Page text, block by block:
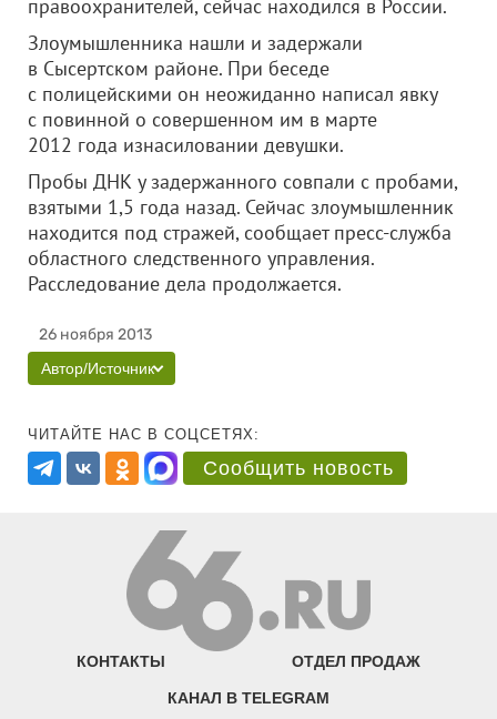
правоохранителей, сейчас находился в России.
Злоумышленника нашли и задержали
в Сысертском районе. При беседе
с полицейскими он неожиданно написал явку
с повинной о совершенном им в марте
2012 года изнасиловании девушки.
Пробы ДНК у задержанного совпали с пробами,
взятыми 1,5 года назад. Сейчас злоумышленник
находится под стражей, сообщает пресс-служба
областного следственного управления.
Расследование дела продолжается.
26 ноября 2013
Автор/Источник
ЧИТАЙТЕ НАС В СОЦСЕТЯХ:
Сообщить новость
КОНТАКТЫ ОТДЕЛ ПРОДАЖ
КАНАЛ В TELEGRAM